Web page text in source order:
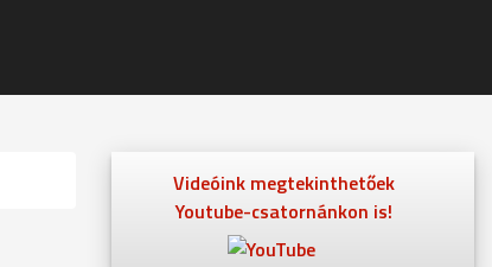
Videóink megtekinthetőek
Youtube-csatornánkon is!